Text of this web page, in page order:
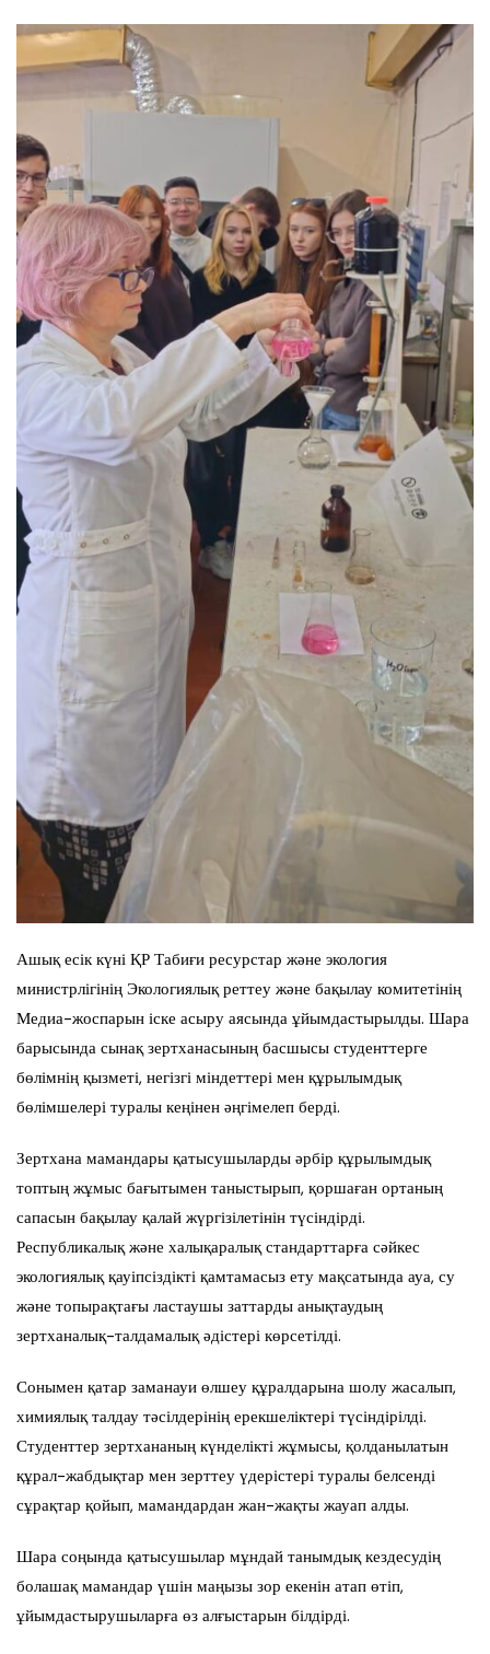
Ашық есік күні ҚР Табиғи ресурстар және экология
министрлігінің Экологиялық реттеу және бақылау комитетінің
Медиа-жоспарын іске асыру аясында ұйымдастырылды. Шара
барысында сынақ зертханасының басшысы студенттерге
бөлімнің қызметі, негізгі міндеттері мен құрылымдық
бөлімшелері туралы кеңінен әңгімелеп берді.
Зертхана мамандары қатысушыларды әрбір құрылымдық
топтың жұмыс бағытымен таныстырып, қоршаған ортаның
сапасын бақылау қалай жүргізілетінін түсіндірді.
Республикалық және халықаралық стандарттарға сәйкес
экологиялық қауіпсіздікті қамтамасыз ету мақсатында ауа, су
және топырақтағы ластаушы заттарды анықтаудың
зертханалық-талдамалық әдістері көрсетілді.
Сонымен қатар заманауи өлшеу құралдарына шолу жасалып,
химиялық талдау тәсілдерінің ерекшеліктері түсіндірілді.
Студенттер зертхананың күнделікті жұмысы, қолданылатын
құрал-жабдықтар мен зерттеу үдерістері туралы белсенді
сұрақтар қойып, мамандардан жан-жақты жауап алды.
Шара соңында қатысушылар мұндай танымдық кездесудің
болашақ мамандар үшін маңызы зор екенін атап өтіп,
ұйымдастырушыларға өз алғыстарын білдірді.